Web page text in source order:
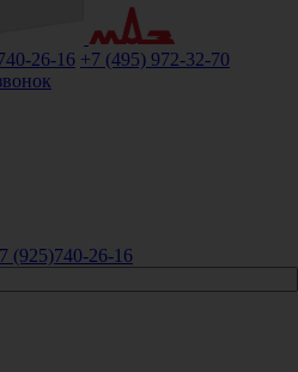
26-16 +7 (495) 972-32-70
(925)740-26-16